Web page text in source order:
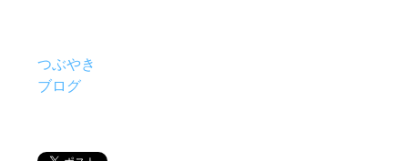
つぶやき
ブログ